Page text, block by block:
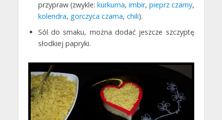
przypraw (zwykle: kurkuma, imbir, pieprz czarny,
kolendra, gorczyca czarna, chili).
Sól do smaku, można dodać jeszcze szczyptę
słodkiej papryki.